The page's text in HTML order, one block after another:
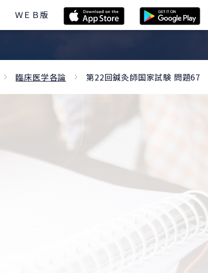
ＷＥＢ版
臨床医学各論 第22回鍼灸師国家試験 問題67